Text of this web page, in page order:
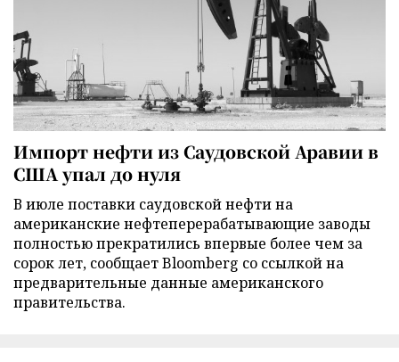
Импорт нефти из Саудовской Аравии в
США упал до нуля
В июле поставки саудовской нефти на
американские нефтеперерабатывающие заводы
полностью прекратились впервые более чем за
сорок лет, сообщает Bloomberg со ссылкой на
предварительные данные американского
правительства.